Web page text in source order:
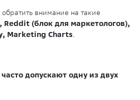
внимание на такие
Reddit (блок для маркетологов),
Marketing Charts.
допускают одну из двух